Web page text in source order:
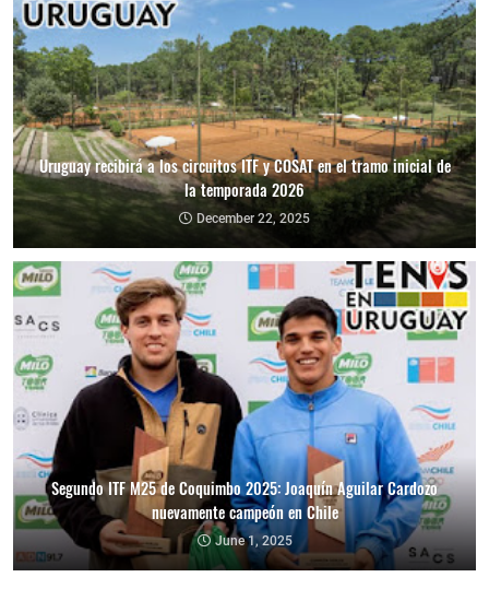
Uruguay recibirá a los circuitos ITF y COSAT en el tramo inicial de
la temporada 2026
December 22, 2025
Segundo ITF M25 de Coquimbo 2025: Joaquín Aguilar Cardozo
nuevamente campeón en Chile
June 1, 2025